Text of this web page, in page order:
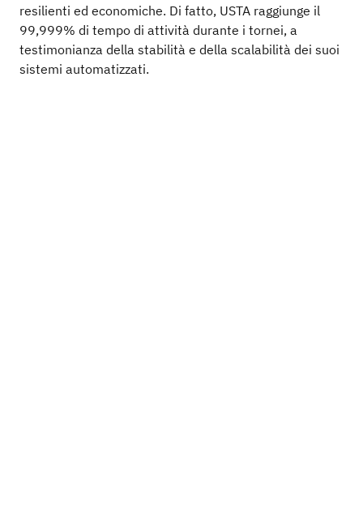
resilienti ed economiche. Di fatto, USTA raggiunge il
99,999% di tempo di attività durante i tornei, a
testimonianza della stabilità e della scalabilità dei suoi
sistemi automatizzati.